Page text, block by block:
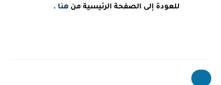
للعودة إلى الصفحة الرئيسية من هنا .